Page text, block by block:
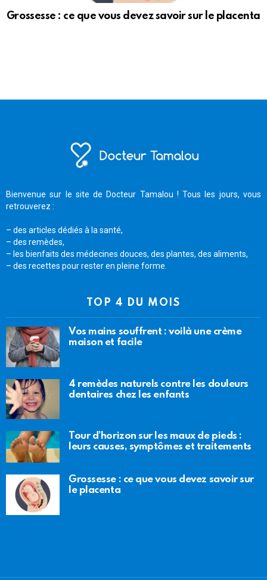
Grossesse : ce que vous devez savoir sur le placenta
Bienvenue sur le site de Docteur Tamalou ! Tous les jours, vous
retrouverez :
– des articles dédiés à la santé,
– des remèdes,
– les bienfaits des médecines douces, des plantes, des aliments,
– des recettes pour rester en pleine forme.
TOP 4 DU MOIS
Vos mains souffrent : voilà une crème
maison et facile
4 remèdes naturels contre les douleurs
dentaires chez les enfants
Tour d’horizon sur les maux de pieds :
leurs causes, symptômes et traitements
Grossesse : ce que vous devez savoir sur
le placenta